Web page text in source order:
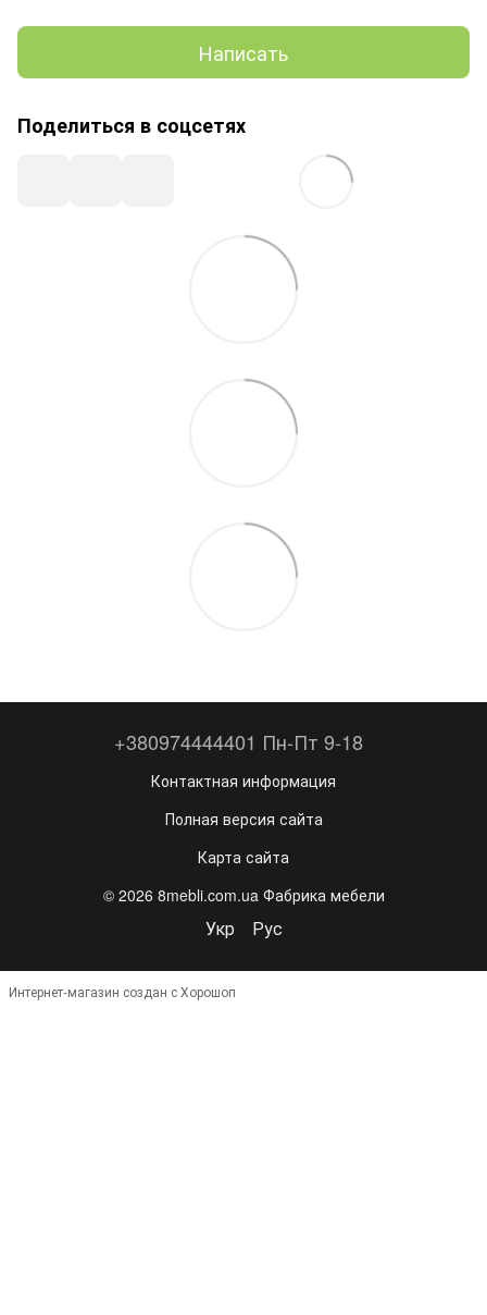
Написать
Поделиться в соцсетях
+380974444401 Пн-Пт 9-18
Контактная информация
Полная версия сайта
Карта сайта
© 2026 8mebli.com.ua Фабрика мебели
Укр Рус
Интернет-магазин создан с Хорошоп